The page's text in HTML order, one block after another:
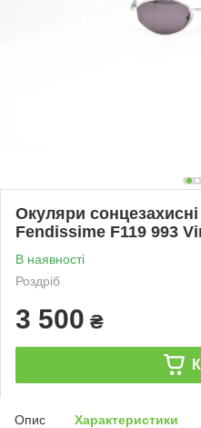
Окуляри сонцезахисні
Fendissime F119 993
В наявності
Роздріб
3 500 ₴
Опис Характеристики